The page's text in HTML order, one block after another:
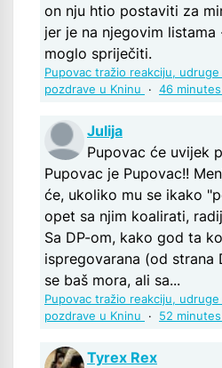
on nju htio postaviti za
jer je na njegovim
moglo spriječiti.
Pupovac tražio reakciju,
pozdrave u Kninu
· 46
Julija
Pupovac će uvijek
Pupovac je Pupovac!!
će, ukoliko mu se ikako
opet sa njim koalirati,
Sa DP-om, kako god ta
ispregovarana (od strana
se baš mora, ali sa...
Pupovac tražio reakciju,
pozdrave u Kninu
· 52
Tyrex Rex